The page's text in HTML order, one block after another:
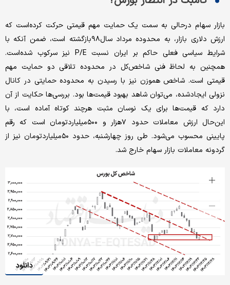
بازار سهام درحالی به سمت یک حمایت مهم قیمتی حرکت کرده‌است که
ارزش دلاری بازار، به محدوده مرداد سال‌۹۸بازگشته است، ضمن آنکه با
شرایط سیاسی فعلی حاکم بر ایران نسبت P/E نیز سرکوب شده‌است.
همچنین به لحاظ فنی شاخص‌کل در محدوده تلاقی دو حمایت مهم
قیمتی است. شاخص هموزن نیز با رسیدن به محدوده حمایتی در کانال
نزولی ایجاد‌شده، می‌توان شاهد بهبود قیمت‌ها بود. بررسی‌‌‌‌‌ها حکایت از آن
دارد که قیمت‌ها برای یک نوسان مثبت هرچند کوتاه آماده است، با
این‌حال ارزش معاملات حدود ۷هزار و ۵۰۰میلیارد‌تومان است که رقم
پایینی محسوب می‌شود. طی روز چهارشنبه، حدود ۵۰میلیارد‌تومان نیز از
گردونه معاملات بازار سهام خارج شد.
دانلود